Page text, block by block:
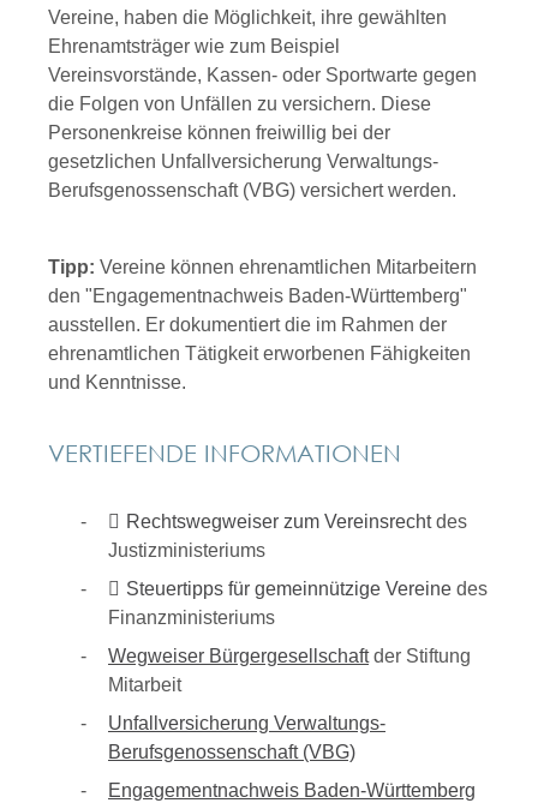
Vereine, haben die Möglichkeit, ihre gewählten
Ehrenamtsträger wie zum Beispiel
Vereinsvorstände, Kassen- oder Sportwarte gegen
die Folgen von Unfällen zu versichern. Diese
Personenkreise können freiwillig bei der
gesetzlichen Unfallversicherung Verwaltungs-
Berufsgenossenschaft (VBG) versichert werden.
Tipp: Vereine können ehrenamtlichen Mitarbeitern
den "Engagementnachweis Baden-Württemberg"
ausstellen. Er dokumentiert die im Rahmen der
ehrenamtlichen Tätigkeit erworbenen Fähigkeiten
und Kenntnisse.
VERTIEFENDE INFORMATIONEN
Rechtswegweiser zum Vereinsrechtdes
Justizministeriums
Steuertipps für gemeinnützige Vereinedes
Finanzministeriums
Wegweiser Bürgergesellschaftder Stiftung
Mitarbeit
Unfallversicherung Verwaltungs-
Berufsgenossenschaft (VBG)
Engagementnachweis Baden-Württemberg